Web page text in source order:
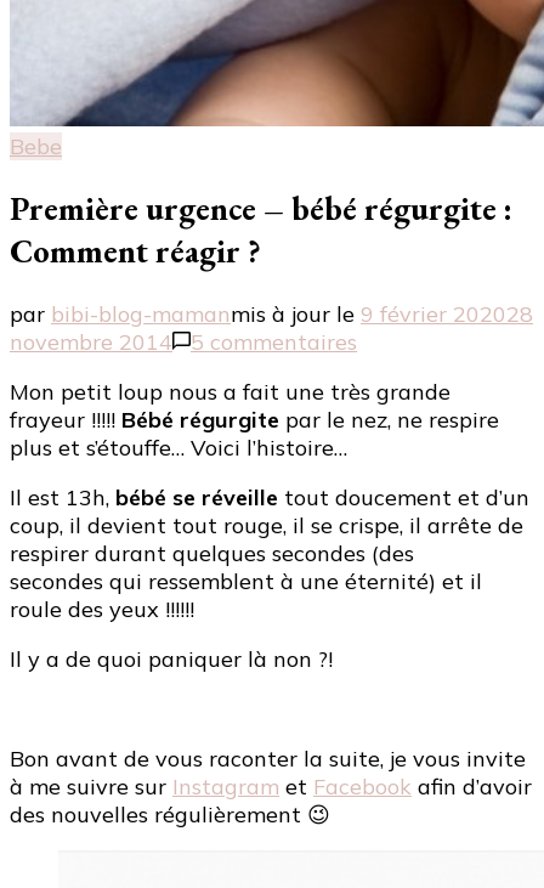
Bebe
Première urgence – bébé régurgite :
Comment réagir ?
par bibi-blog-mamanmis à jour le 9 février 202028
novembre 2014
5 commentaires
urgence
–
:
Comment
réagir
?
Mon petit loup nous a fait une très grande
frayeur !!!!! Bébé régurgite par le nez, ne respire
plus et s’étouffe… Voici l’histoire…
Il est 13h, bébé se réveille tout doucement et d’un
coup, il devient tout rouge, il se crispe, il arrête de
respirer durant quelques secondes (des
secondes qui ressemblent à une éternité) et il
roule des yeux !!!!!!
Il y a de quoi paniquer là non ?!
Bon avant de vous raconter la suite, je vous invite
à me suivre sur Instagram et Facebook afin d’avoir
des nouvelles régulièrement 😉